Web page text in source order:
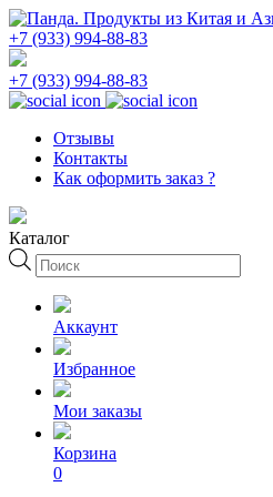
+7 (933) 994-88-83
+7 (933) 994-88-83
Отзывы
Контакты
Как оформить заказ ?
Каталог
Поиск
товаров
Аккаунт
Избранное
Мои заказы
Корзина
0